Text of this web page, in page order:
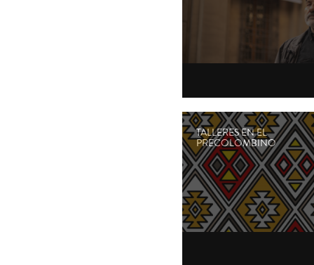
TALLERES EN EL
PRECOLOMBINO